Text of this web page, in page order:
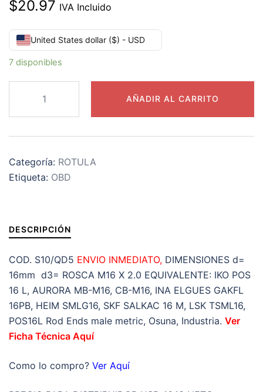
$20.97 IVA Incluido
United States dollar ($) - USD
7 disponibles
L
ROTULA
d=16mm
d3=ROSCA
2.0
IZQUIERDA
MARCA
OBD
cantidad
AÑADIR AL CARRITO
Categoría: ROTULA
Etiqueta: OBD
DESCRIPCIÓN
COD. S10/QD5 ENVIO INMEDIATO, DIMENSIONES d=
16mm d3= ROSCA M16 X 2.0 EQUIVALENTE: IKO POS
16 L, AURORA MB-M16, CB-M16, INA ELGUES GAKFL
16PB, HEIM SMLG16, SKF SALKAC 16 M, LSK TSML16,
POS16L Rod Ends male metric, Osuna, Industria. Ver
Ficha Técnica Aquí
Como lo compro? Ver Aquí